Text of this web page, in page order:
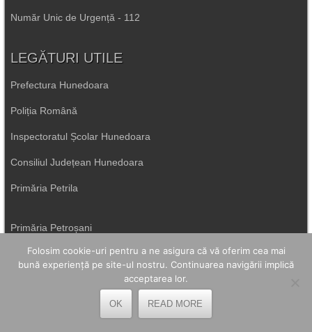
Număr Unic de Urgență - 112
LEGĂTURI UTILE
Prefectura Hunedoara
Poliția Română
Inspectoratul Școlar Hunedoara
Consiliul Județean Hunedoara
Primăria Petrila
Primăria Petroșani
Primăria Aninoasa
Direcția de Sănătate Hunedoara
Folosim cookie-uri pentru a ne asigura că vă oferim cea mai
bună experiență pe site-ul nostru. Continuarea navigării implică
acceptarea lor.
OK READ MORE